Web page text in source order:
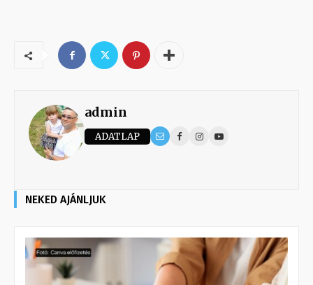
admin
ADATLAP
NEKED AJÁNLJUK